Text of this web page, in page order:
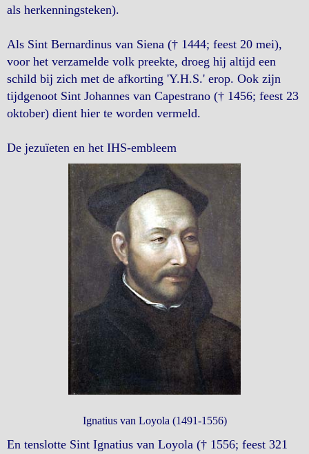
als herkenningsteken).
Als Sint Bernardinus van Siena († 1444; feest 20 mei),
voor het verzamelde volk preekte, droeg hij altijd een
schild bij zich met de afkorting 'Y.H.S.' erop. Ook zijn
tijdgenoot Sint Johannes van Capestrano († 1456; feest 23
oktober) dient hier te worden vermeld.
De jezuïeten en het IHS-embleem
Ignatius van Loyola (1491-1556)
En tenslotte Sint Ignatius van Loyola († 1556; feest 321